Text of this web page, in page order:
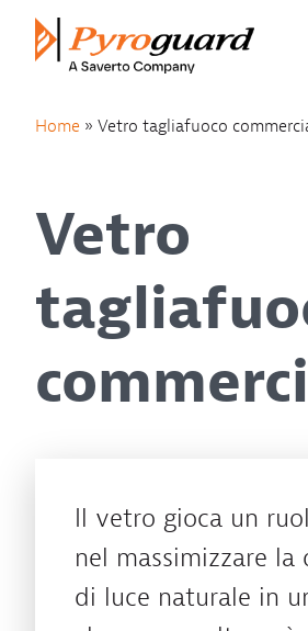
Skip to content
Home » Vetro tagliafuoco
Vetro
Il vetro gioca un
nel massimizzare
di luce naturale in